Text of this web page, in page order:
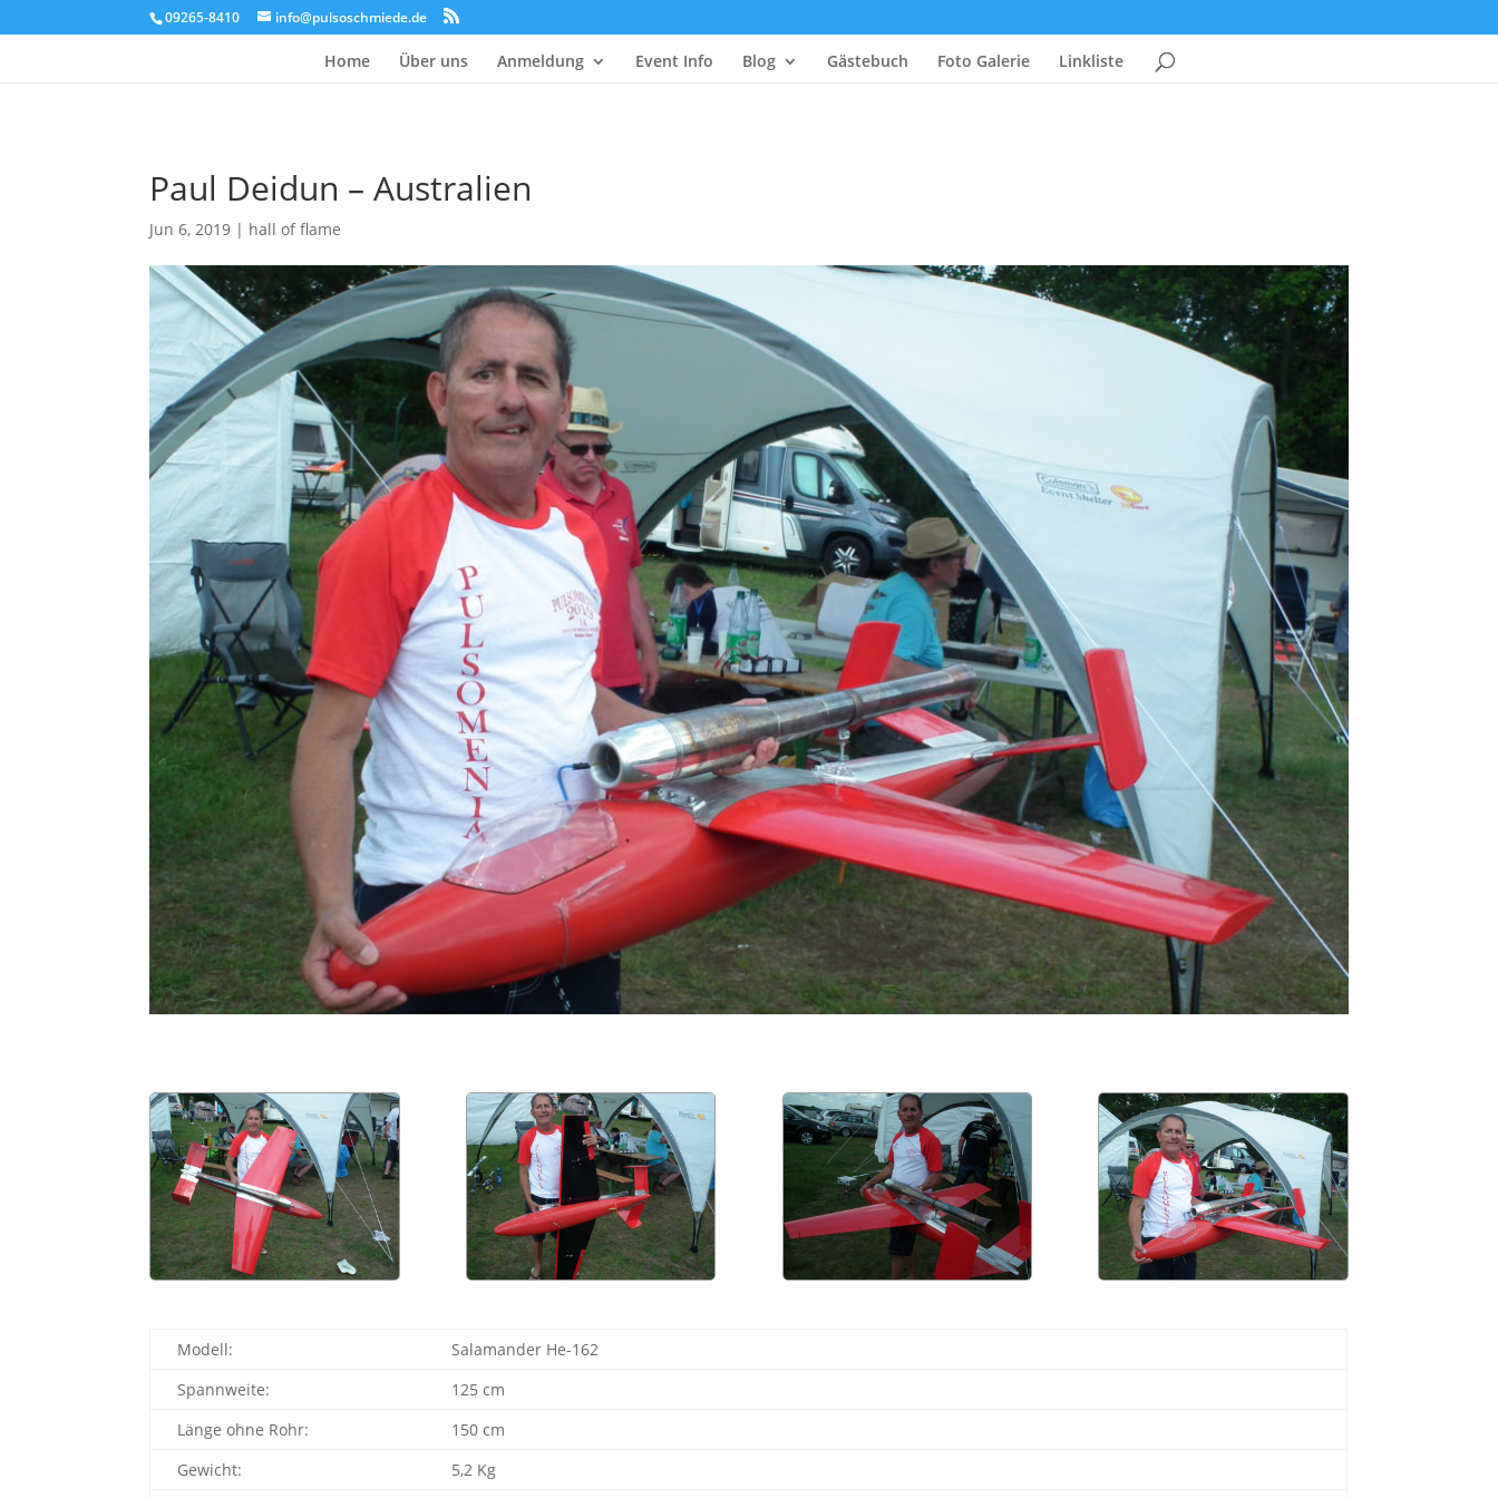
09265-8410 info@pulsoschmiede.de
Home Über uns Anmeldung Event Info Blog Gästebuch Foto Galerie Linkliste
Paul Deidun – Australien
Jun 6, 2019 | hall of flame
Modell:
Salamander He-162
Spannweite:
125 cm
Länge ohne Rohr:
150 cm
Gewicht:
5,2 Kg